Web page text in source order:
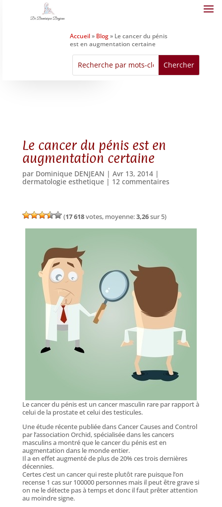
Accueil» Blog» Le cancer du pénis
est en augmentation certaine
Le cancer du pénis est en
augmentation certaine
par Dominique DENJEAN | Avr 13, 2014|
dermatologie esthetique| 12 commentaires
(17 618votes, moyenne:3,26sur 5)
Le cancer du pénis est un cancer masculin rare par rapport à
celui de la prostate et celui des testicules.
Une étude récente publiée dans Cancer Causes and Control
par l’association Orchid, spécialisée dans les cancers
masculins a montré que le cancer du pénis est en
augmentation dans le monde entier.
Il a en effet augmenté de plus de 20% ces trois dernières
décennies.
Certes c’est un cancer qui reste plutôt rare puisque l’on
recense 1 cas sur 100000 personnes mais il peut être grave si
on ne le détecte pas à temps et donc il faut prêter attention
au moindre signe.